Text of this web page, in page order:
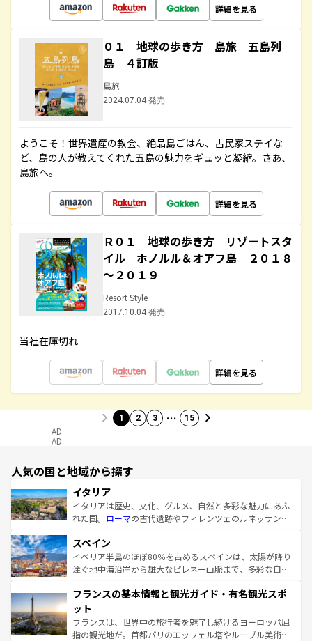
詳細を見る
０１ 地球の歩き方 島旅 五島列
島 ４訂版
島旅
2024.07.04 発売
ようこそ！世界遺産の教会、絶品島ごはん、古民家ステイな
ど、島の人が教えてくれた五島の魅力をギュッと凝縮。さあ、
島旅へ。
詳細を見る
Ｒ０１ 地球の歩き方 リゾートスタ
イル ホノルル＆オアフ島 ２０１８
～２０１９
Resort Style
2017.10.04 発売
当社在庫切れ
詳細を見る
1 2 3 … 15
AD
AD
人気の国と地域から探す
イタリア
イタリアは歴史、文化、グルメ、自然と多彩な魅力にあふ
れた国。 ローマの古代遺跡やフィレンツェのルネッサンス
ろん、トスカーナの美しい田園風景やアマルフィ海岸の絶
景など、自然景観も見逃せない。観光の合間には、本場の
ピザやパスタなど、絶品のイタリア料理を堪能することも
ませてくれるイタリアで、忘れられない旅をしてみよう！
なお、新着のイタリア情報は
しい。
スペイン
イベリア半島のほぼ80％を占めるスペインは、太陽が降り
注ぐ地中海沿岸から雄大なピレネー山脈まで、多彩な自然
文化が根付くこの国では、情熱的なフラメンコ、熱気あふ
れる闘牛、そして美味しいタパスが生活の一部となってい
る。首都マドリードの洗練された雰囲気や、バルセロナの
アートに溢れた街角から、地方では古代ローマ遺跡や中世
フランスの基本情報と観光ガイド・有名観光スポ
ット
フランスは、世界中の旅行者を魅了し続けるヨーロッパ屈
指の観光地だ。首都パリのエッフェル塔やルーブル美術館